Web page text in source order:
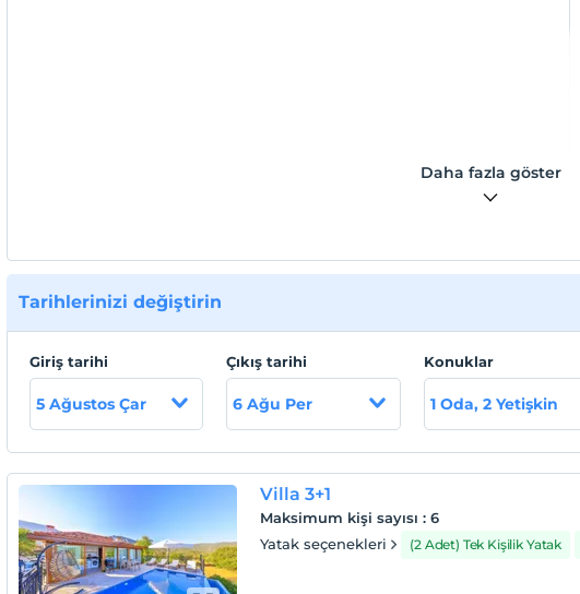
Daha fazla göster
Tarihlerinizi değiştirin
Giriş tarihi
5 Ağustos Çar
Çıkış tarihi
6 Ağu Per
Konuklar
1 Oda, 2 Yetişkin
Villa 3+1
Maksimum kişi sayısı :6
Yatak seçenekleri
(2 Adet) Tek Kişilik Yatak